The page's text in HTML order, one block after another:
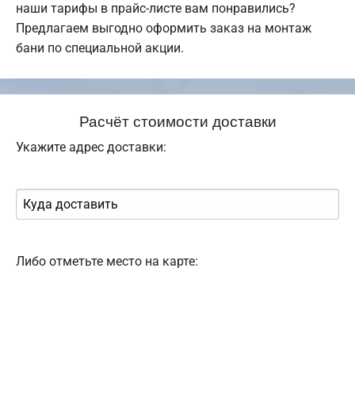
наши тарифы в прайс-листе вам понравились?
Предлагаем выгодно оформить заказ на монтаж
бани по специальной акции.
Расчёт стоимости доставки
Укажите адрес доставки:
Либо отметьте место на карте: